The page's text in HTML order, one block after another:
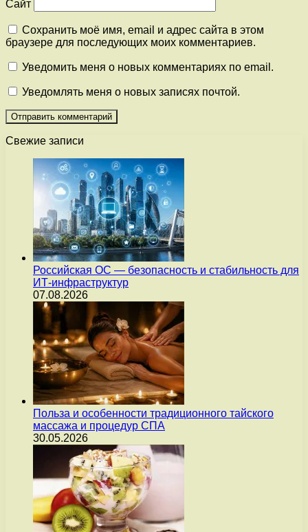
Сайт
Сохранить моё имя, email и адрес сайта в этом
браузере для последующих моих комментариев.
Уведомить меня о новых комментариях по email.
Уведомлять меня о новых записях почтой.
Свежие записи
Российская ОС — безопасность и стабильность для
ИТ-инфраструктур
07.08.2026
Польза и особенности традиционного тайского
массажа и процедур СПА
30.05.2026